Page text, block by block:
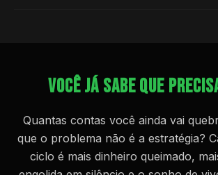
VOCÊ JÁ SABE QUE
Quantas contas você ainda vai
que o problema não é a estratégia?
ciclo é mais dinheiro queimado,